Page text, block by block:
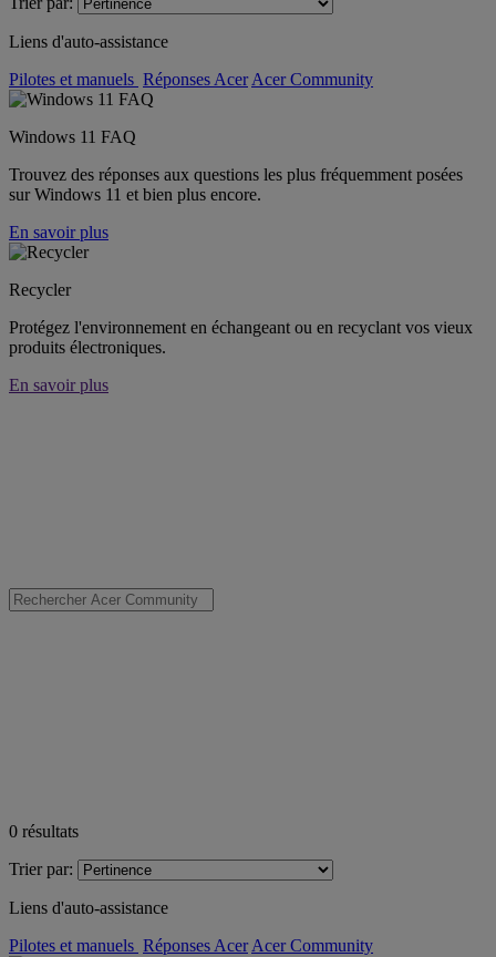
Liens d'auto-assistance
Pilotes et manuels Réponses Acer Acer Community
Windows 11 FAQ
Trouvez des réponses aux questions les plus fréquemment posées
sur Windows 11 et bien plus encore.
En savoir plus
Recycler
Protégez l'environnement en échangeant ou en recyclant vos vieux
produits électroniques.
En savoir plus
0 résultats
Trier par:
Liens d'auto-assistance
Pilotes et manuels Réponses Acer Acer Community